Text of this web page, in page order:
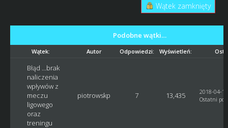
Wątek zamknięty
Podobne wątki…
Wątek: Autor Odpowiedzi: Wyświetleń:
Błąd ...brak
naliczenia
wpływów z
meczu
ligowego
oraz
treningu
piotrowskp 7 13,435
2018-04-
Ostatni